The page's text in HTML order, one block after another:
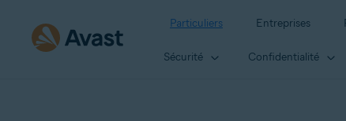
Particuliers Entreprises
Sécurité Confidentialité